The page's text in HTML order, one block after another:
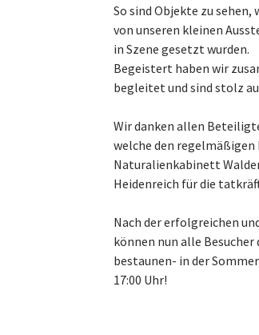
So sind Objekte zu
von unseren kleinen
in Szene gesetzt wurden.
Begeistert haben wir
begleitet und sind stolz
Wir danken allen
welche den regelmäßigen
Naturalienkabinett
Heidenreich für die
Nach der erfolgreichen
können nun alle
bestaunen- in der
17:00 Uhr!